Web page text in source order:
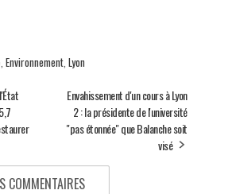
Environnement, Lyon
Envahissement d'un cours à Lyon
2 : la présidente de l'université
"pas étonnée" que Balanche soit
visé
COMMENTAIRES